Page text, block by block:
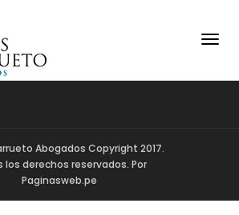
Abogados Copyright 2017.
los derechos reservados. Por
Paginasweb.pe